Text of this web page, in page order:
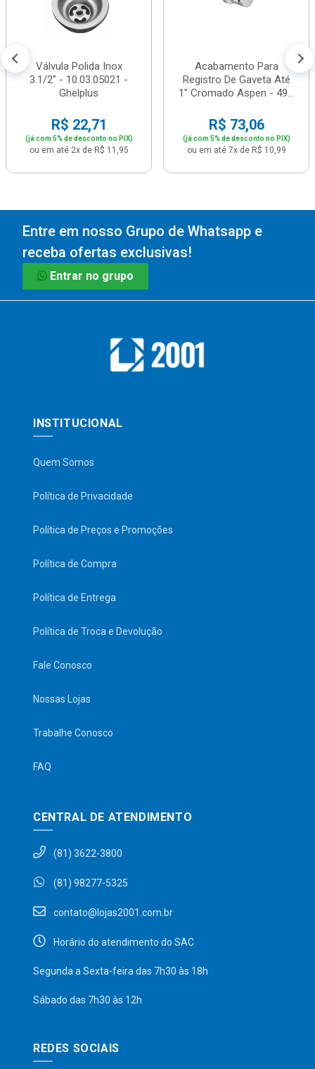
Válvula Polida Inox
3.1/2" - 10.03.05021 -
Ghelplus
R$ 22,71
(já com 5% de desconto no PIX)
ou em até 2x de R$ 11,95
Acabamento Para
Registro De Gaveta Até
1" Cromado Aspen - 49...
R$ 73,06
(já com 5% de desconto no PIX)
ou em até 7x de R$ 10,99
Entre em nosso Grupo de Whatsapp e
receba ofertas exclusivas!
Entrar no grupo
INSTITUCIONAL
Quem Somos
Política de Privacidade
Política de Preços e Promoções
Política de Compra
Política de Entrega
Política de Troca e Devolução
Fale Conosco
Nossas Lojas
Trabalhe Conosco
FAQ
CENTRAL DE ATENDIMENTO
(81) 3622-3800
(81) 98277-5325
contato@lojas2001.com.br
Horário do atendimento do SAC
Segunda a Sexta-feira das 7h30 às 18h
Sábado das 7h30 às 12h
REDES SOCIAIS